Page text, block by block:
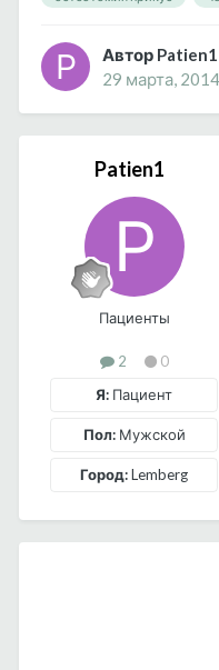
Автор Patien1
29 марта, 2014
Patien1
Пациенты
2
0
Я: Пациент
Пол:Мужской
Город:Lemberg